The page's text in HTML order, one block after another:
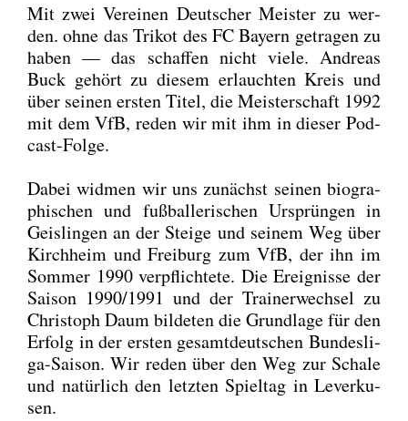
Mit zwei Ver­ei­nen Deut­scher Meis­ter zu wer­
den. ohne das Tri­kot des FC Bay­ern getra­gen zu
haben — das schaf­fen nicht vie­le. Andre­as
Buck gehört zu die­sem erlauch­ten Kreis und
über sei­nen ers­ten Titel, die Meis­ter­schaft 1992
mit dem VfB, reden wir mit ihm in die­ser Pod­
cast-Fol­ge.
Dabei wid­men wir uns zunächst sei­nen bio­gra­
phi­schen und fuß­bal­le­ri­schen Ursprün­gen in
Geis­lin­gen an der Stei­ge und sei­nem Weg über
Kirch­heim und Frei­burg zum VfB, der ihn im
Som­mer 1990 ver­pflich­te­te. Die Ereig­nis­se der
Sai­son 1990/1991 und der Trai­ner­wech­sel zu
Chris­toph Daum bil­de­ten die Grund­la­ge für den
Erfolg in der ers­ten gesamt­deut­schen Bun­des­li­
ga-Sai­son. Wir reden über den Weg zur Scha­le
und natür­lich den letz­ten Spiel­tag in Lever­ku­
sen.